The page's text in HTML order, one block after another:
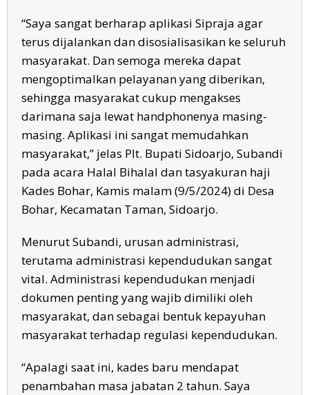
“Saya sangat berharap aplikasi Sipraja agar
terus dijalankan dan disosialisasikan ke seluruh
masyarakat. Dan semoga mereka dapat
mengoptimalkan pelayanan yang diberikan,
sehingga masyarakat cukup mengakses
darimana saja lewat handphonenya masing-
masing. Aplikasi ini sangat memudahkan
masyarakat,” jelas Plt. Bupati Sidoarjo, Subandi
pada acara Halal Bihalal dan tasyakuran haji
Kades Bohar, Kamis malam (9/5/2024) di Desa
Bohar, Kecamatan Taman, Sidoarjo.
Menurut Subandi, urusan administrasi,
terutama administrasi kependudukan sangat
vital. Administrasi kependudukan menjadi
dokumen penting yang wajib dimiliki oleh
masyarakat, dan sebagai bentuk kepayuhan
masyarakat terhadap regulasi kependudukan.
“Apalagi saat ini, kades baru mendapat
penambahan masa jabatan 2 tahun. Saya